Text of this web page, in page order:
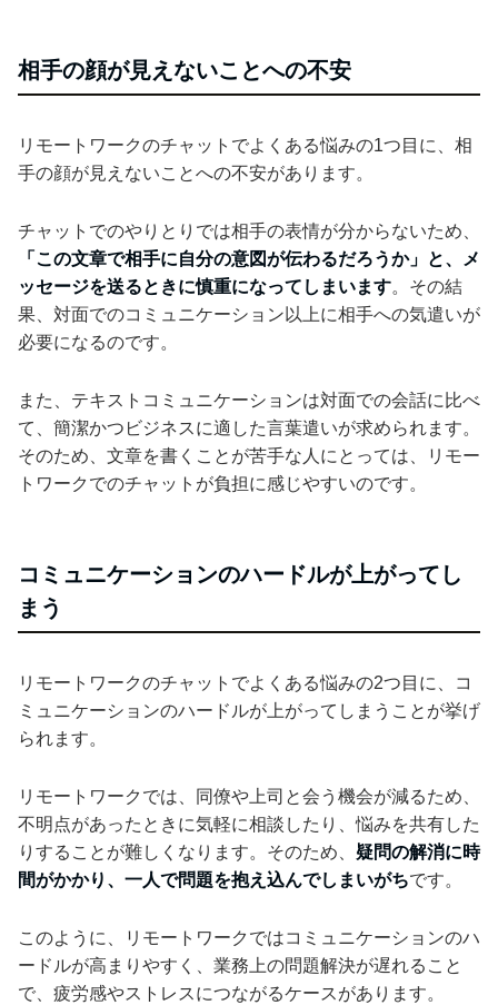
相手の顔が見えないことへの不安
リモートワークのチャットでよくある悩みの1つ目に、相
手の顔が見えないことへの不安があります。
チャットでのやりとりでは相手の表情が分からないため、
「この文章で相手に自分の意図が伝わるだろうか」と、メ
ッセージを送るときに慎重になってしまいます。その結
果、対面でのコミュニケーション以上に相手への気遣いが
必要になるのです。
また、テキストコミュニケーションは対面での会話に比べ
て、簡潔かつビジネスに適した言葉遣いが求められます。
そのため、文章を書くことが苦手な人にとっては、リモー
トワークでのチャットが負担に感じやすいのです。
コミュニケーションのハードルが上がってし
まう
リモートワークのチャットでよくある悩みの2つ目に、コ
ミュニケーションのハードルが上がってしまうことが挙げ
られます。
リモートワークでは、同僚や上司と会う機会が減るため、
不明点があったときに気軽に相談したり、悩みを共有した
りすることが難しくなります。そのため、 疑問の解消に時
間がかかり、一人で問題を抱え込んでしまいがちです。
このように、リモートワークではコミュニケーションのハ
ードルが高まりやすく、業務上の問題解決が遅れること
で、疲労感やストレスにつながるケースがあります。